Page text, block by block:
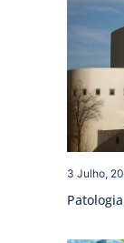
3 Julho,